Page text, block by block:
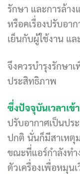
รักษา และการล้าง
หรือคเรื่องปรับอา
เย็นกับผู้ใช้งาน แ
จึงควรบำรุงรักษา
ประสิทธิภาพ
ซึ่งปัจจุบันเวลาเข้
ปรับอากาศเป็นปร
ปกติ นั่นก็มีสาเหตุ
ขณะที่แอร์กำลังทำ
ตัวเครื่องเพื่อหมุน